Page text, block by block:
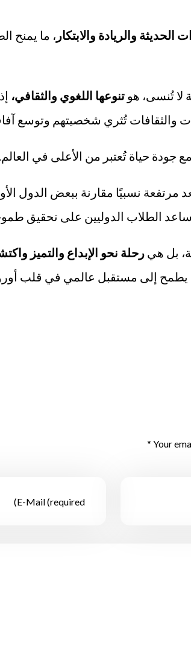
الحديثة والريادة والابتكار ، ما يمنح
لا تُنسى، هو تنوعها اللغوي والثقافي،
والثقافات تُثري شخصيتهم وتوسع
مع جودة حياة تُعتبر من الأعلى في العالم.
مرتفعة نسبيًا مقارنة ببعض الدول
الطلاب الدوليين على تحقيق
بل هي رحلة نحو الإبداع والتميز
إلى مستقبل عالمي في قلب
Your